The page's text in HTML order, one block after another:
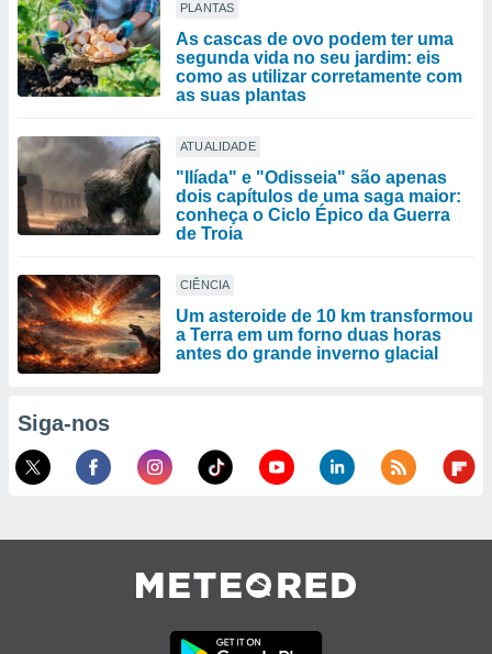
PLANTAS
As cascas de ovo podem ter uma
segunda vida no seu jardim: eis
como as utilizar corretamente com
as suas plantas
ATUALIDADE
"Ilíada" e "Odisseia" são apenas
dois capítulos de uma saga maior:
conheça o Ciclo Épico da Guerra
de Troia
CIÊNCIA
Um asteroide de 10 km transformou
a Terra em um forno duas horas
antes do grande inverno glacial
Siga-nos